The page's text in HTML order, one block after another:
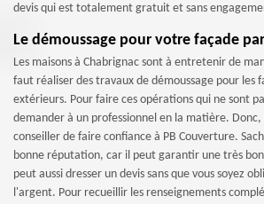
devis qui est totalement gratuit et sans
Le démoussage pour votre façade
Les maisons à Chabrignac sont à entretenir de
faut réaliser des travaux de démoussage pour les
extérieurs. Pour faire ces opérations qui ne sont
demander à un professionnel en la matière. Donc,
conseiller de faire confiance à PB Couverture.
bonne réputation, car il peut garantir une très
peut aussi dresser un devis sans que vous soyez
l'argent. Pour recueillir les renseignements